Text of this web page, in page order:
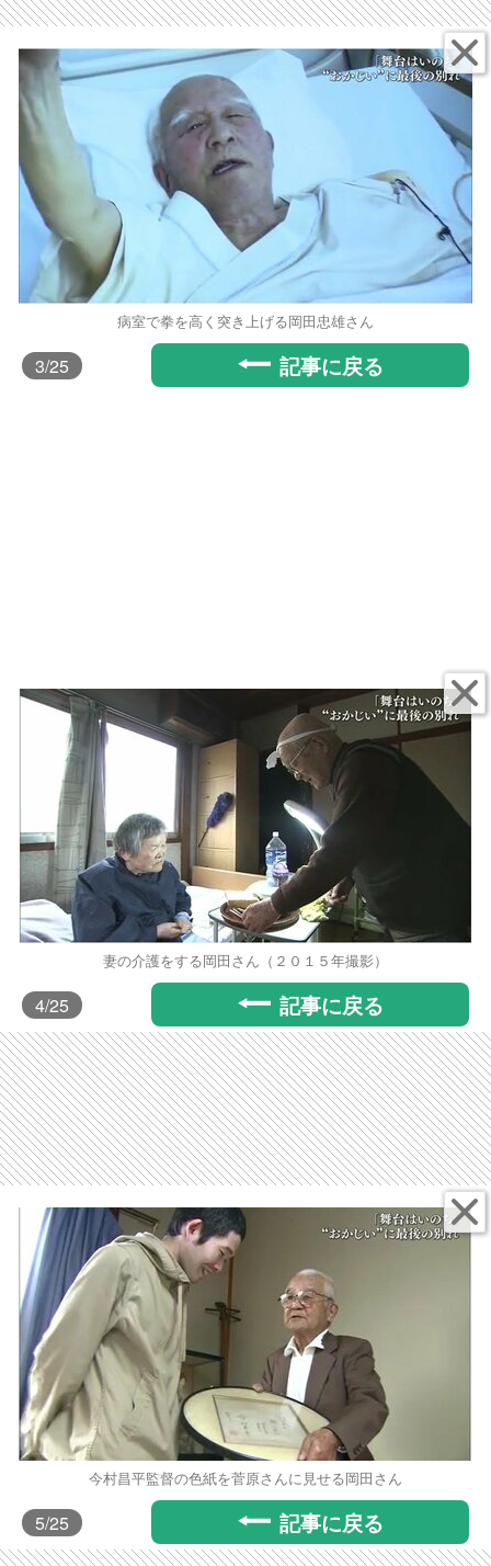
病室で拳を高く突き上げる岡田忠雄さん
3/25 記事に戻る
妻の介護をする岡田さん（２０１５年撮影）
4/25 記事に戻る
今村昌平監督の色紙を菅原さんに見せる岡田さん
5/25 記事に戻る